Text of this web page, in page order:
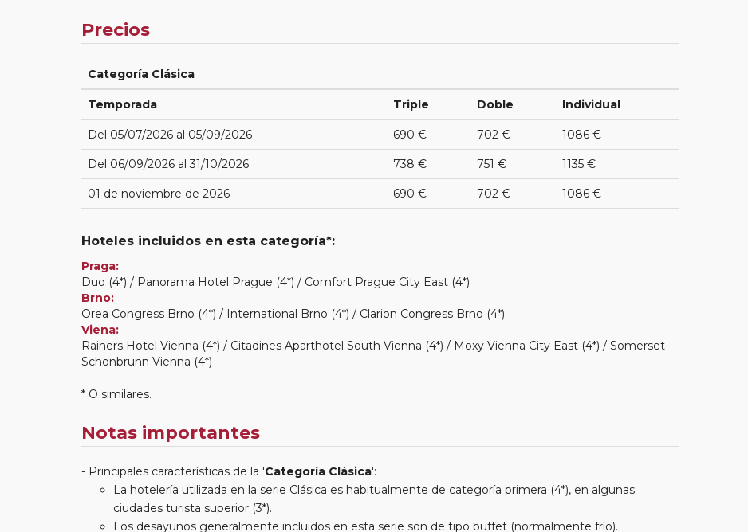
Precios
Categoría Clásica
Temporada Triple Doble Individual
Del 05/07/2026 al 05/09/2026 690 € 702 € 1086 €
Del 06/09/2026 al 31/10/2026 738 € 751 € 1135 €
01 de noviembre de 2026 690 € 702 € 1086 €
Hoteles incluidos en esta categoría*:
Praga:
Duo (4*) / Panorama Hotel Prague (4*) / Comfort Prague City East (4*)
Brno:
Orea Congress Brno (4*) / International Brno (4*) / Clarion Congress Brno (4*)
Viena:
Rainers Hotel Vienna (4*) / Citadines Aparthotel South Vienna (4*) / Moxy Vienna City East (4*) / Somerset
Schonbrunn Vienna (4*)
* O similares.
Notas importantes
Principales características de la 'Categoría Clásica':
La hotelería utilizada en la serie Clásica es habitualmente de categoría primera (4*), en algunas
ciudades turista superior (3*).
Los desayunos generalmente incluidos en esta serie son de tipo buffet (normalmente frío).